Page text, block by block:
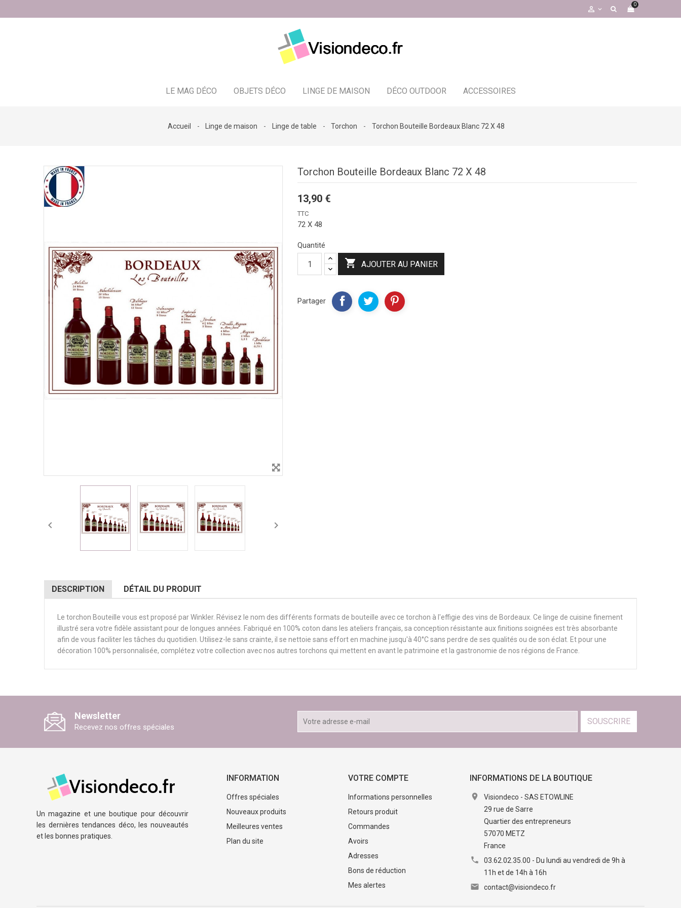

0
LE MAG DÉCO OBJETS DÉCO LINGE DE MAISON DÉCO OUTDOOR ACCESSOIRES
Accueil Linge de maison Linge de table Torchon Torchon Bouteille Bordeaux Blanc 72 X 48
 
Torchon Bouteille Bordeaux Blanc 72 X 48
13,90 €
TTC
72 X 48
Quantité
 AJOUTER AU PANIER
Partager
DESCRIPTION DÉTAIL DU PRODUIT
Le torchon Bouteille vous est proposé par Winkler. Révisez le nom des différents formats de bouteille avec ce torchon à l'effigie des vins de Bordeaux. Ce linge de cuisine finement
illustré sera votre fidèle assistant pour de longues années. Fabriqué en 100% coton dans les ateliers français, sa conception résistante aux finitions soignées est très absorbante
afin de vous faciliter les tâches du quotidien. Utilisez-le sans crainte, il se nettoie sans effort en machine jusqu'à 40°C sans perdre de ses qualités ou de son éclat. Et pour une
décoration 100% personnalisée, complétez votre collection avec nos autres torchons qui mettent en avant le patrimoine et la gastronomie de nos régions de France.
Newsletter
Recevez nos offres spéciales
SOUSCRIRE
Un magazine et une boutique pour découvrir
les dernières tendances déco, les nouveautés
et les bonnes pratiques.
INFORMATION
Offres spéciales
Nouveaux produits
Meilleures ventes
Plan du site
VOTRE COMPTE
Informations personnelles
Retours produit
Commandes
Avoirs
Adresses
Bons de réduction
Mes alertes
INFORMATIONS DE LA BOUTIQUE

Visiondeco - SAS ETOWLINE
29 rue de Sarre
Quartier des entrepreneurs
57070 METZ
France

03.62.02.35.00 - Du lundi au vendredi de 9h à
11h et de 14h à 16h
 contact@visiondeco.fr